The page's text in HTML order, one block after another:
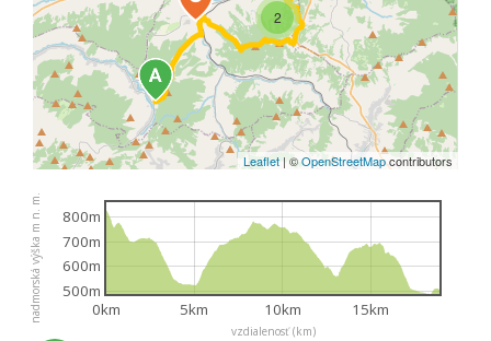
2
Leaflet | ©OpenStreetMapcontributors
vzdialenosť (km)
nadmorská výška m n. m. 0km 5km 10km 15km
500m
600m
700m
800m